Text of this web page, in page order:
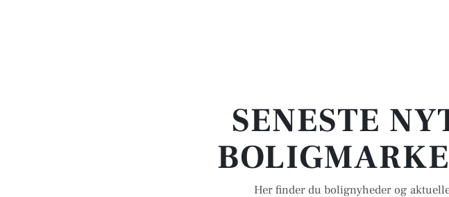
SENESTE
Her finder du bolignyheder og